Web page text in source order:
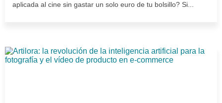
aplicada al cine sin gastar un solo euro de tu bolsillo? Si...